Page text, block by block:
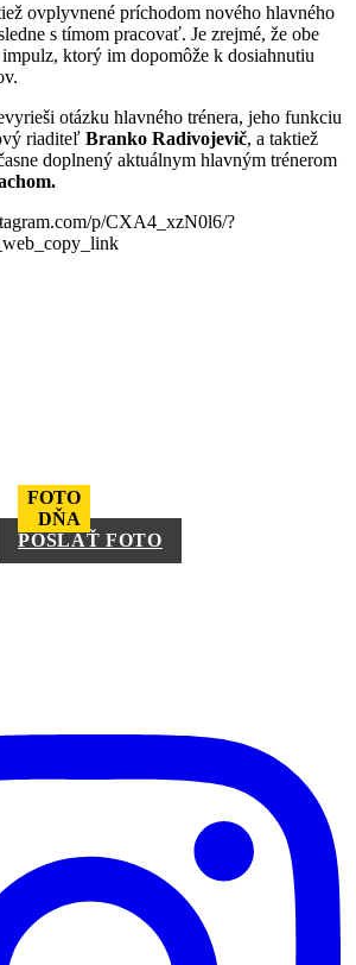
ovplyvnené príchodom nového hlavného
s tímom pracovať. Je zrejmé, že obe
ktorý im dopomôže k dosiahnutiu
otázku hlavného trénera, jeho funkciu
riaditeľ Branko Radivojevič, a taktiež
doplnený aktuálnym hlavným trénerom
p/CXA4_xzN0l6/?
FOTO
DŇA
POSLAŤ FOTO